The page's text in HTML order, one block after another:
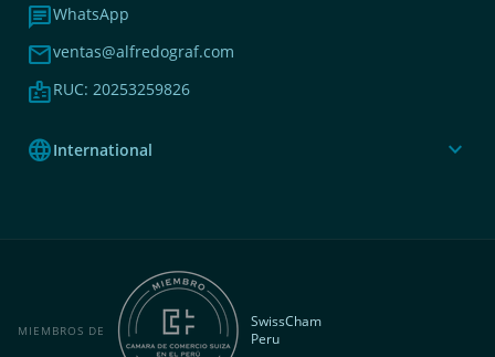
chatWhatsApp
mailventas@alfredograf.com
badgeRUC: 20253259826
languageInternational expand_more
MIEMBROS DE
SwissCham
Peru